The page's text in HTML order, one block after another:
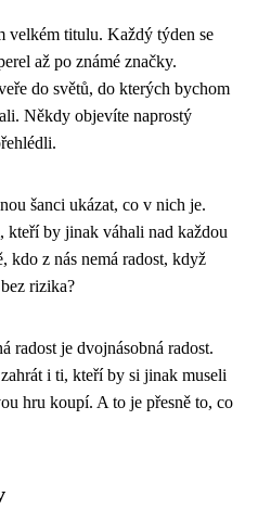
velkém titulu. Každý týden se
až po známé značky.
do světů, do kterých bychom
Někdy objevíte naprostý
šanci ukázat, co v nich je.
kteří by jinak váhali nad každou
kdo z nás nemá radost, když
rizika?
radost je dvojnásobná radost.
i ti, kteří by si jinak museli
hru koupí. A to je přesně to, co